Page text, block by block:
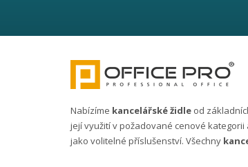
Nabízíme kancelářské židle od
její využití v požadované cenové
jako volitelné příslušenství. Všechny